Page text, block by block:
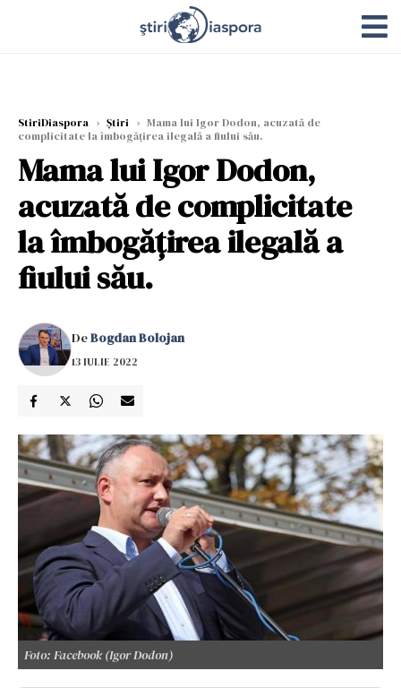
StiriDiaspora › Știri › Mama lui Igor Dodon, acuzată de
complicitate la îmbogățirea ilegală a fiului său.
Mama lui Igor Dodon,
acuzată de complicitate
la îmbogățirea ilegală a
fiului său.
DeBogdan Bolojan
13 IULIE 2022
Foto: Facebook (Igor Dodon)